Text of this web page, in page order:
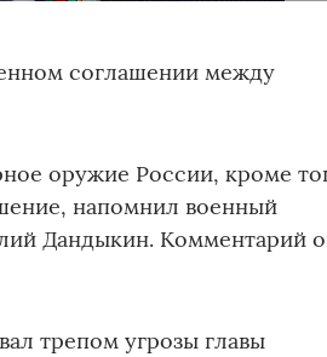
соглашении между
оружие России, кроме
напомнил военный
Дандыкин. Комментарий
трепом угрозы главы